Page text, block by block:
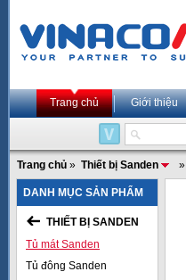
Trang chủ Giới thiệu
Trang chủ » Thiết bị Sanden »
DANH MỤC SẢN PHẨM
THIẾT BỊ SANDEN
Tủ mát Sanden
Tủ đông Sanden